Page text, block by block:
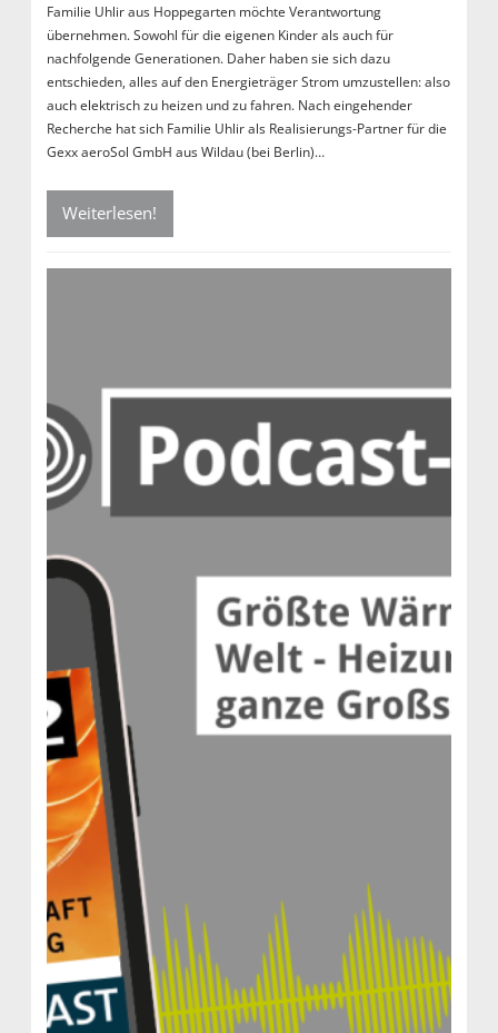
Familie Uhlir aus Hoppegarten möchte Verantwortung
übernehmen. Sowohl für die eigenen Kinder als auch für
nachfolgende Generationen. Daher haben sie sich dazu
entschieden, alles auf den Energieträger Strom umzustellen: also
auch elektrisch zu heizen und zu fahren. Nach eingehender
Recherche hat sich Familie Uhlir als Realisierungs-Partner für die
Gexx aeroSol GmbH aus Wildau (bei Berlin)…
Weiterlesen!